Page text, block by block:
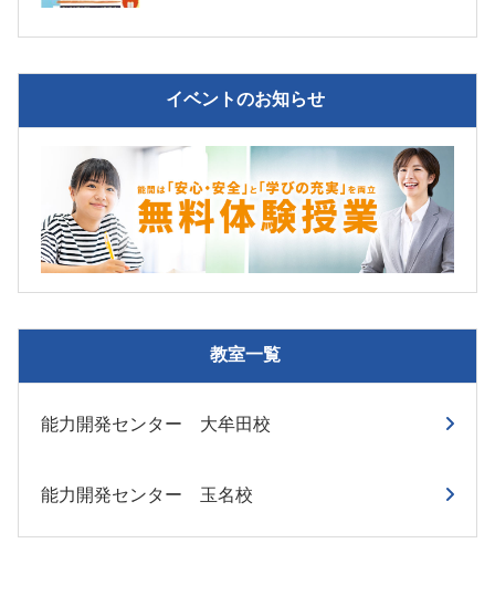
イベントのお知らせ
教室一覧
能力開発センター 大牟田校
能力開発センター 玉名校